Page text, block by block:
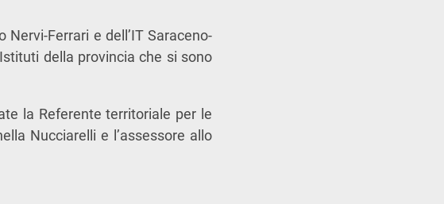
Ferrari e dell’IT Saraceno-
della provincia che si sono
la Referente territoriale per le
Nucciarelli e l’assessore allo